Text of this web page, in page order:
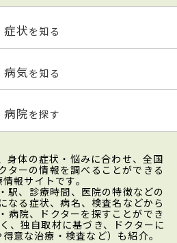
症状を知る
病気を知る
病院を探す
身体の症状・悩みに合わせ、全国
ターの情報を調べることができる
報サイトです。
駅、診療時間、医院の特徴などの
なる症状、病名、検査名などから
病院、ドクターを探すことができ
、独自取材に基づき、ドクターに
意な治療・検査など）も紹介。